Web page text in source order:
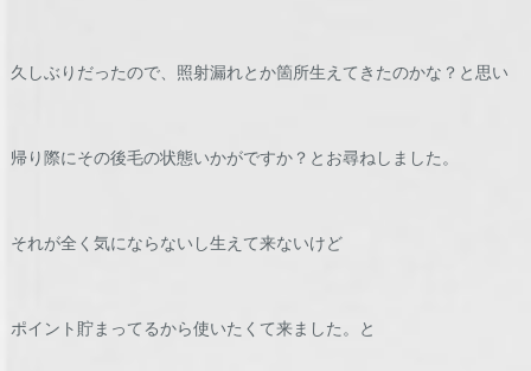
久しぶりだったので、照射漏れとか箇所生えてきたのかな？と思い
帰り際にその後毛の状態いかがですか？とお尋ねしました。
それが全く気にならないし生えて来ないけど
ポイント貯まってるから使いたくて来ました。と